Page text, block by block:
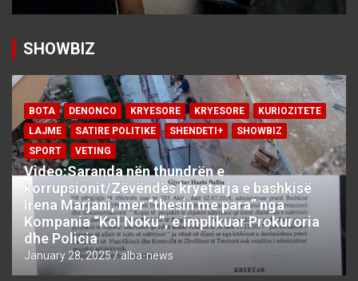
SHOWBIZ
BOTA DENONCO KRYESORE KRYESORE
KURIOZITETE
LAJME
SATIRE POLITIKE SHENDETI+
SHOWBIZ
SPORT
VETING
Video:Saranda nën thundrën e
korrupsionit/Zëvëndës kryetarja e bashkisë
Irena Marjani, mer “thesin me para” nga
Kompania “Kol Noku”, e implikuar Prokuroria
dhe Policia
January 28, 2025 alba-news